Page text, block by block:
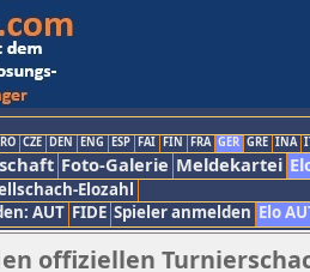
CZE DEN ENG ESP FAI FIN FRA GER GRE INA
Foto-Galerie Meldekartei
Elozahl
AUT FIDE Spieler anmelden Elo
offiziellen